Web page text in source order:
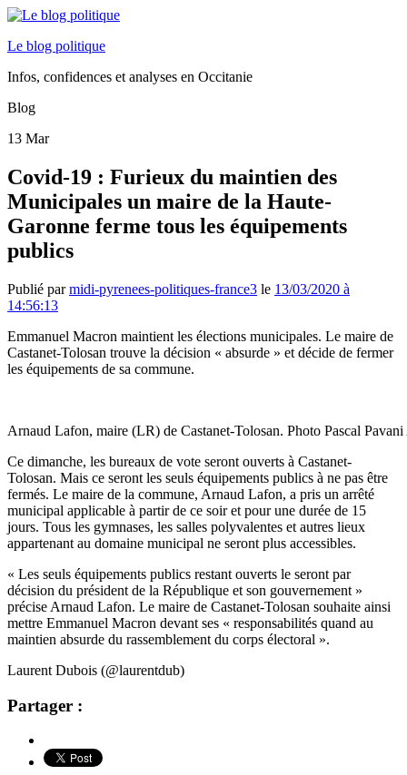
Le blog politique
Infos, confidences et analyses en Occitanie
Blog
13 Mar
Covid-19 : Furieux du maintien des
Municipales un maire de la Haute-
Garonne ferme tous les équipements
publics
Publié parmidi-pyrenees-politiques-france3 le 13/03/2020 à
14:56:13
Emmanuel Macron maintient les élections municipales. Le maire de
Castanet-Tolosan trouve la décision « absurde » et décide de fermer
les équipements de sa commune.
Arnaud Lafon, maire (LR) de Castanet-Tolosan. Photo Pascal
Ce dimanche, les bureaux de vote seront ouverts à Castanet-
Tolosan. Mais ce seront les seuls équipements publics à ne pas être
fermés. Le maire de la commune, Arnaud Lafon, a pris un arrêté
municipal applicable à partir de ce soir et pour une durée de 15
jours. Tous les gymnases, les salles polyvalentes et autres lieux
appartenant au domaine municipal ne seront plus accessibles.
« Les seuls équipements publics restant ouverts le seront par
décision du président de la République et son gouvernement »
précise Arnaud Lafon. Le maire de Castanet-Tolosan souhaite ainsi
mettre Emmanuel Macron devant ses « responsabilités quand au
maintien absurde du rassemblement du corps électoral ».
Laurent Dubois (@laurentdub)
Partager :